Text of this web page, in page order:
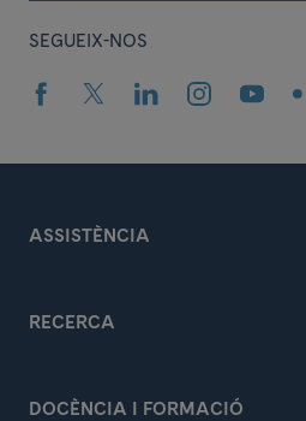
SEGUEIX-NOS
ASSISTÈNCIA
RECERCA
DOCÈNCIA I FORMACIÓ